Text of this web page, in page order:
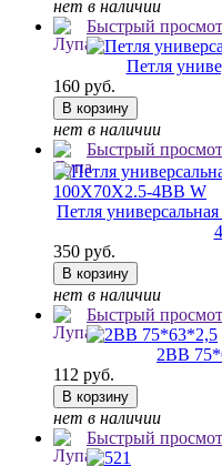
нет в наличии
Быстрый
Петля
160 руб.
В корзину
нет в наличии
Быстрый
Петля
350 руб.
В корзину
нет в наличии
Быстрый
2ВВ
112 руб.
В корзину
нет в наличии
Быстрый